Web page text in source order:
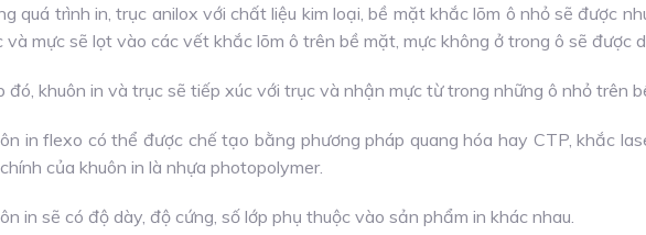
quá trình in, trục anilox với chất liệu kim loại, bề mặt khắc lõm ô nhỏ sẽ được
và mực sẽ lọt vào các vết khắc lõm ô trên bề mặt, mực không ở trong ô sẽ được
đó, khuôn in và trục sẽ tiếp xúc với trục và nhận mực từ trong những ô nhỏ trên
in flexo có thể được chế tạo bằng phương pháp quang hóa hay CTP, khắc
của khuôn in là nhựa photopolymer.
in sẽ có độ dày, độ cứng, số lớp phụ thuộc vào sản phẩm in khác nhau.